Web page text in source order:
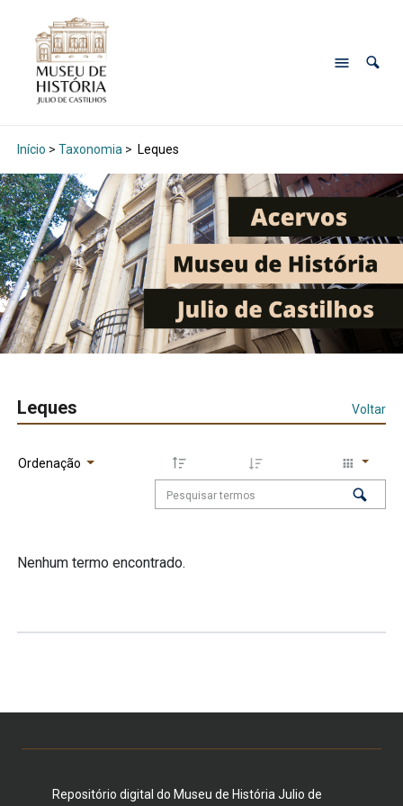
Início > Taxonomia > Leques
Leques Voltar
Ordenação
Nenhum termo encontrado.
Repositório digital do Museu de História Julio de